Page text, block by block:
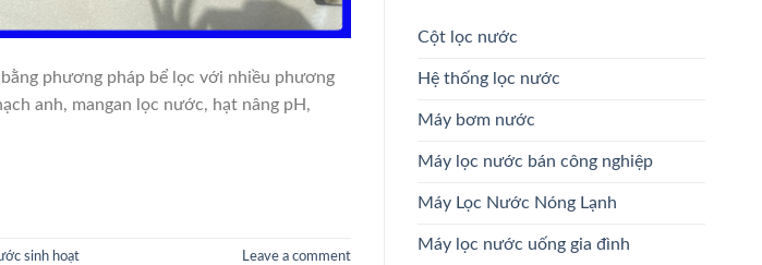
phương pháp bể lọc với nhiều phương
anh, mangan lọc nước, hạt nâng pH,
sinh hoạt Leave a comment
Cột lọc nước
Hệ thống lọc nước
Máy bơm nước
Máy lọc nước bán công nghiệp
Máy Lọc Nước Nóng Lạnh
Máy lọc nước uống gia đình